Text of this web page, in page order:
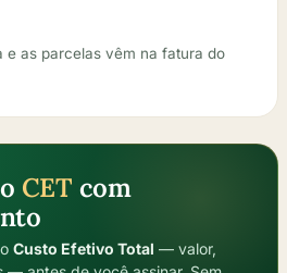
e as parcelas vêm na fatura do
CET com
Custo Efetivo Total — valor,